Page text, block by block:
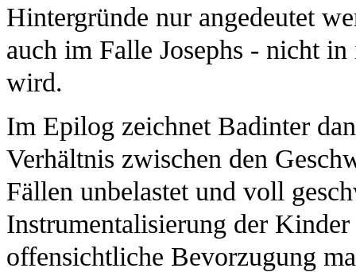
Hintergründe nur angedeutet
auch im Falle Josephs - nicht
wird.
Im Epilog zeichnet Badinter
Verhältnis zwischen den
Fällen unbelastet und voll
Instrumentalisierung der
offensichtliche Bevorzugung